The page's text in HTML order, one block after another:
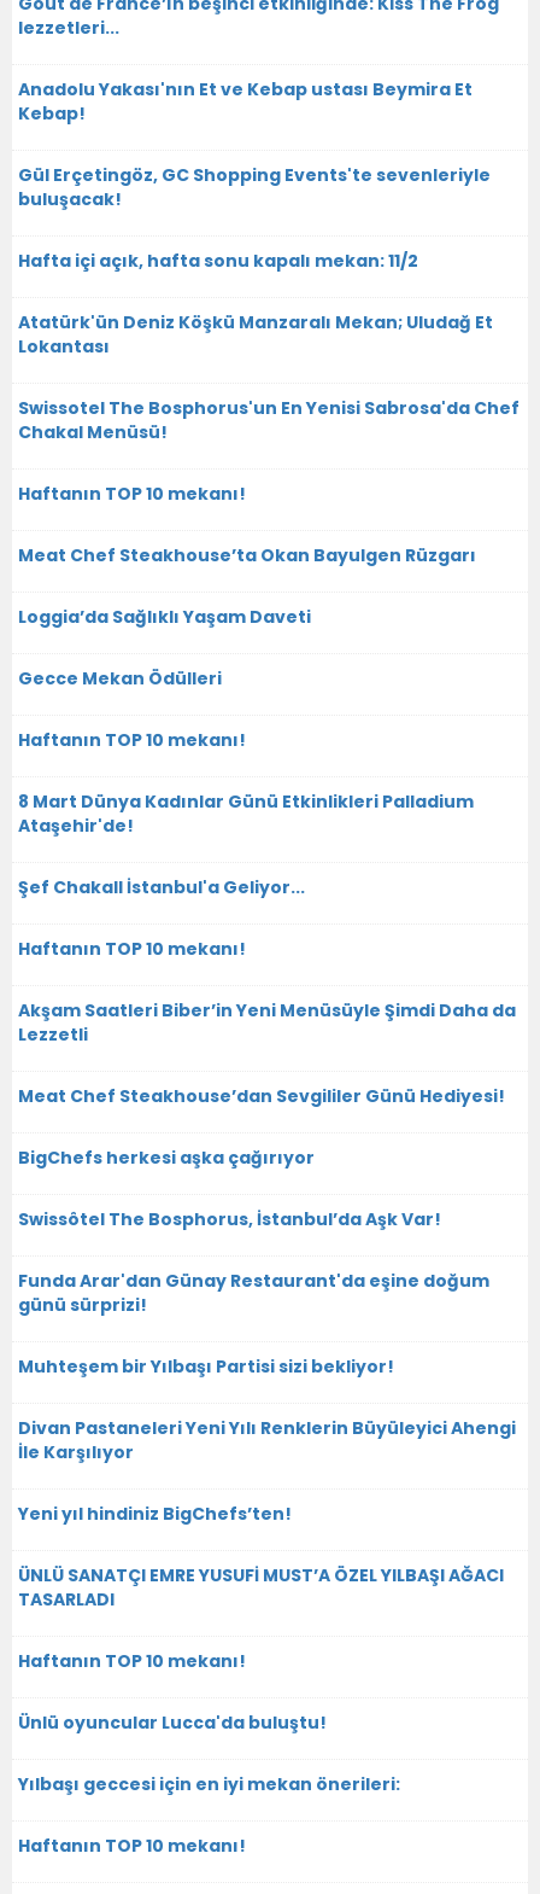
lezzetleri...
Anadolu Yakası'nın Et ve Kebap ustası Beymira Et
Kebap!
Gül Erçetingöz, GC Shopping Events'te sevenleriyle
buluşacak!
Hafta içi açık, hafta sonu kapalı mekan: 11/2
Atatürk'ün Deniz Köşkü Manzaralı Mekan; Uludağ Et
Lokantası
Swissotel The Bosphorus'un En Yenisi Sabrosa'da Chef
Chakal Menüsü!
Haftanın TOP 10 mekanı!
Meat Chef Steakhouse’ta Okan Bayulgen Rüzgarı
Loggia’da Sağlıklı Yaşam Daveti
Gecce Mekan Ödülleri
Haftanın TOP 10 mekanı!
8 Mart Dünya Kadınlar Günü Etkinlikleri Palladium
Ataşehir'de!
Şef Chakall İstanbul'a Geliyor...
Haftanın TOP 10 mekanı!
Akşam Saatleri Biber’in Yeni Menüsüyle Şimdi Daha da
Lezzetli
Meat Chef Steakhouse’dan Sevgililer Günü Hediyesi!
BigChefs herkesi aşka çağırıyor
Swissôtel The Bosphorus, İstanbul’da Aşk Var!
Funda Arar'dan Günay Restaurant'da eşine doğum
günü sürprizi!
Muhteşem bir Yılbaşı Partisi sizi bekliyor!
Divan Pastaneleri Yeni Yılı Renklerin Büyüleyici Ahengi
İle Karşılıyor
Yeni yıl hindiniz BigChefs’ten!
ÜNLÜ SANATÇI EMRE YUSUFİ MUST’A ÖZEL YILBAŞI AĞACI
TASARLADI
Haftanın TOP 10 mekanı!
Ünlü oyuncular Lucca'da buluştu!
Yılbaşı geccesi için en iyi mekan önerileri:
Haftanın TOP 10 mekanı!